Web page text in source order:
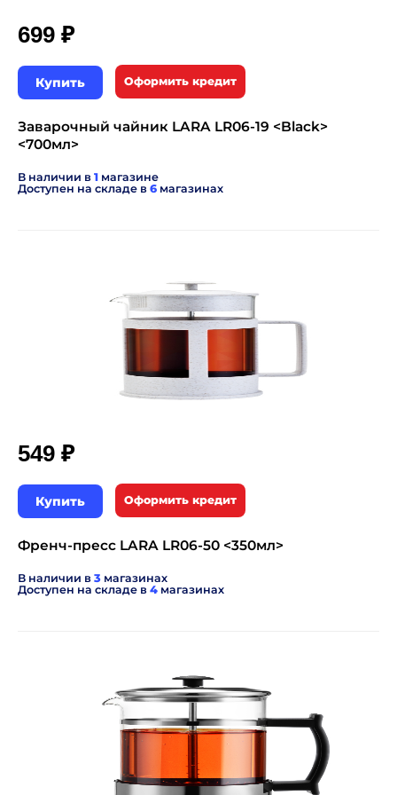
699 ₽
Купить Оформить кредит
Заварочный чайник LARA LR06-19 <Black>
<700мл>
В наличии в 1 магазине
Доступен на складе в 6 магазинах
549 ₽
Купить Оформить кредит
Френч-пресс LARA LR06-50 <350мл>
В наличии в 3 магазинах
Доступен на складе в 4 магазинах